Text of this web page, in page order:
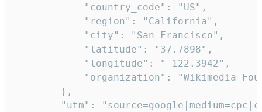
            "country_code": "US",
            "region": "California",
            "city": "San Francisco",
            "latitude": "37.7898",
            "longitude": "-122.3942",
"organization": "Wikimedia
        },
"utm":